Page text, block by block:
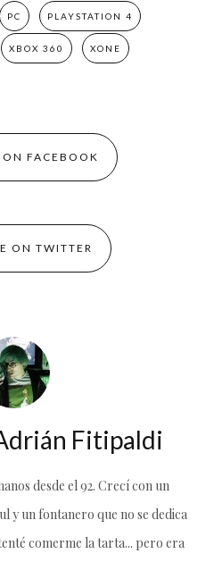
PC PLAYSTATION 4
XBOX 360 XONE
ON FACEBOOK
ON TWITTER
Fitipaldi
desde el 92. Crecí con un
y un fontanero que no se dedica
comerme la tarta... pero era